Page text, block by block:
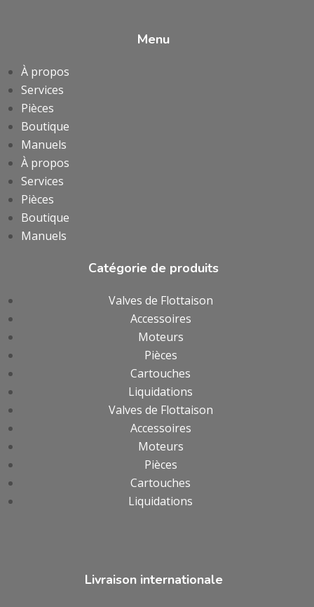
Menu
À propos
Services
Pièces
Boutique
Manuels
À propos
Services
Pièces
Boutique
Manuels
Catégorie de produits
Valves de Flottaison
Accessoires
Moteurs
Pièces
Cartouches
Liquidations
Valves de Flottaison
Accessoires
Moteurs
Pièces
Cartouches
Liquidations
Livraison internationale